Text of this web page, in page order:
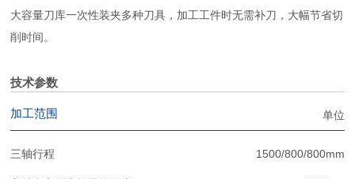
大容量刀库一次性装夹多种刀具，加工工件时无需补刀，大幅节省切
削时间。
技术参数
加工范围 单位
三轴行程 1500/800/800mm